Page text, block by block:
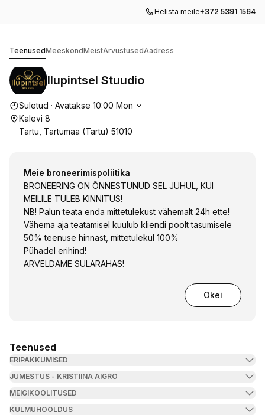
Helista meile+372 5391 1564
TeenusedMeeskondMeistArvustusedAadress
Ilupintsel Stuudio
Lahtiolekuajad
Suletud · Avatakse 10:00 Mon
Kalevi 8
Tartu, Tartumaa (Tartu) 51010
Meie broneerimispoliitika
BRONEERING ON ÕNNESTUNUD SEL JUHUL, KUI
MEILILE TULEB KINNITUS!
NB! Palun teata enda mittetulekust vähemalt 24h ette!
Vähema aja teatamisel kuulub kliendi poolt tasumisele
50% teenuse hinnast, mittetulekul 100%
Pühadel erihind!
ARVELDAME SULARAHAS!
Okei
Teenused
ERIPAKKUMISED
JUMESTUS - KRISTIINA AIGRO
MEIGIKOOLITUSED
KULMUHOOLDUS